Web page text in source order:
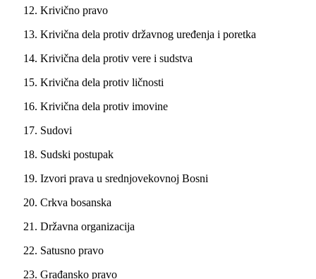
12. Krivično pravo
13. Krivična dela protiv državnog uređenja i poretka
14. Krivična dela protiv vere i sudstva
15. Krivična dela protiv ličnosti
16. Krivična dela protiv imovine
17. Sudovi
18. Sudski postupak
19. Izvori prava u srednjovekovnoj Bosni
20. Crkva bosanska
21. Državna organizacija
22. Satusno pravo
23. Građansko pravo